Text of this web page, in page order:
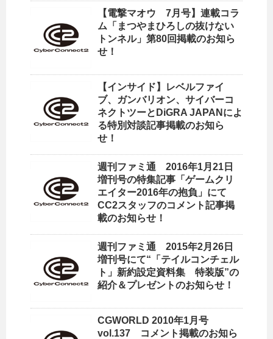
【電撃マオウ 7月号】連載コラ
ム「まつやまひろしの抜けない
トンネル」第80回掲載のお知ら
せ！
【インサイド】レベルファイ
ブ、ガンバリオン、サイバーコ
ネクトツーとDiGRA JAPANによ
る特別対談記事掲載のお知ら
せ！
週刊ファミ通 2016年1月21日
増刊号の特集記事「ゲームクリ
エイター2016年の抱負」にて
CC2スタッフのコメント記事掲
載のお知らせ！
週刊ファミ通 2015年2月26日
増刊号にて“「テイルコンチェル
ト」新約設定資料集 特装版”の
紹介＆プレゼントのお知らせ！
CGWORLD 2010年1月号
vol.137 コメント掲載のお知ら